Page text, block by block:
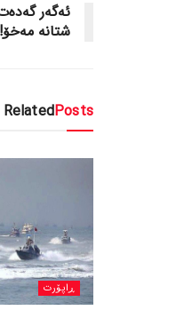
ئەگەر
شتانە مەخۆ!
RelatedPosts
ڕاپۆرت